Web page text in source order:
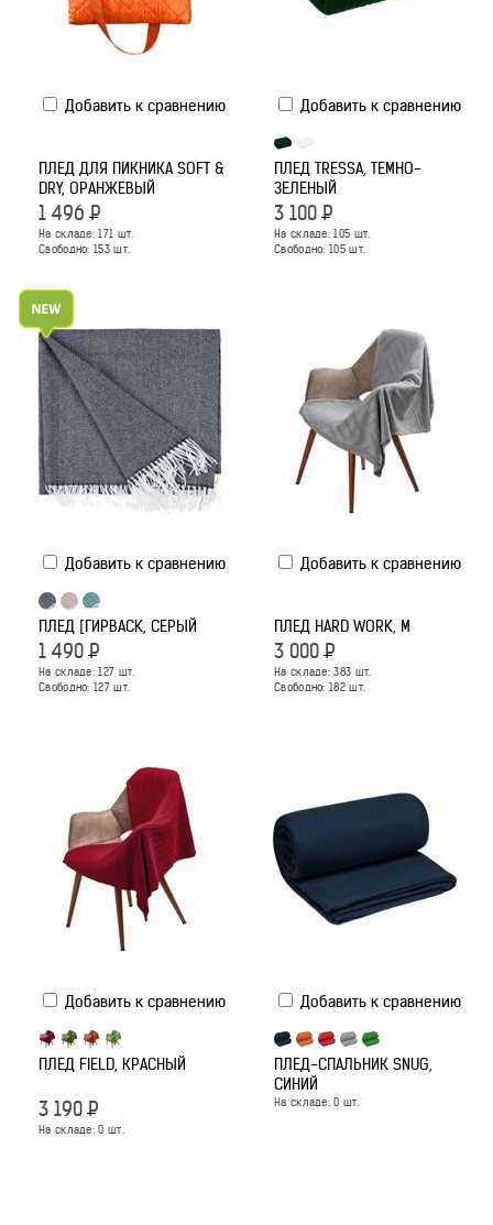
Добавить к сравнению
ПЛЕД ДЛЯ ПИКНИКА SOFT &
DRY, ОРАНЖЕВЫЙ
1 496 Р
На складе:171 шт.
Свободно: 153шт.
Добавить к сравнению
ПЛЕД TRESSA, ТЕМНО-
ЗЕЛЕНЫЙ
3 100 Р
На складе:105 шт.
Свободно: 105шт.
Добавить к сравнению
ПЛЕД [ГИРВАСK, СЕРЫЙ
1 490 Р
На складе:127 шт.
Свободно: 127шт.
Добавить к сравнению
ПЛЕД HARD WORK, M
3 000 Р
На складе:383 шт.
Свободно: 182шт.
Добавить к сравнению
ПЛЕД FIELD, КРАСНЫЙ
3 190 Р
На складе:0 шт.
Добавить к сравнению
ПЛЕД-СПАЛЬНИК SNUG,
СИНИЙ
На складе:0 шт.